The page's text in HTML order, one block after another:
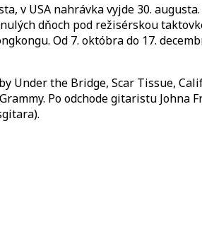
v USA nahrávka vyjde 30.
dňoch pod režisérskou
Od 7. októbra do 17.
Under the Bridge, Scar Tissue,
Po odchode gitaristu Johna